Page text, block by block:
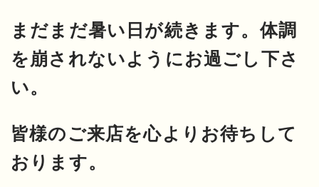
まだまだ暑い日が続きます。体調
を崩されないようにお過ごし下さ
い。
皆様のご来店を心よりお待ちして
おります。